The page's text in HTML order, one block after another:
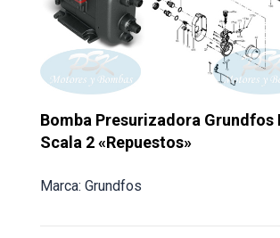
Bomba Presurizadora Grundfos
Scala 2 «Repuestos»
Marca: Grundfos